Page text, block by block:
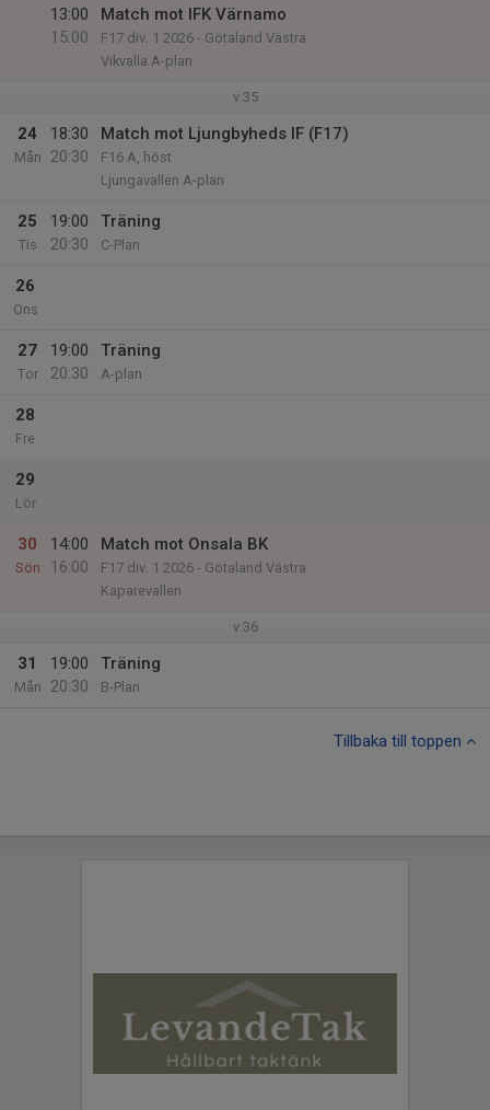
13:00
15:00
Match mot IFK Värnamo
F17 div. 1 2026 - Götaland Västra
Vikvalla A-plan
v.35
24
Mån
18:30
20:30
Match mot Ljungbyheds IF (F17)
F16 A, höst
Ljungavallen A-plan
25
Tis
19:00
20:30
Träning
C-Plan
26
Ons
27
Tor
19:00
20:30
Träning
A-plan
28
Fre
29
Lör
30
Sön
14:00
16:00
Match mot Onsala BK
F17 div. 1 2026 - Götaland Västra
Kaparevallen
v.36
31
Mån
19:00
20:30
Träning
B-Plan
Tillbaka till toppen